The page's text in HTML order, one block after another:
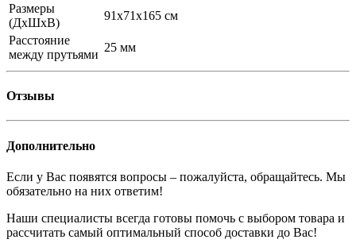
Размеры
(ДхШхВ)
91x71x165 см
Расстояние
между прутьями
25 мм
Отзывы
Дополнительно
Если у Вас появятся вопросы – пожалуйста, обращайтесь. Мы
обязательно на них ответим!
Наши специалисты всегда готовы помочь с выбором товара и
рассчитать самый оптимальный способ доставки до Вас!